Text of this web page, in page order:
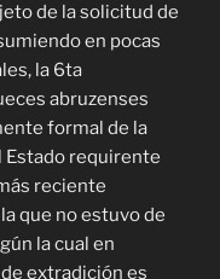
de la solicitud de
en pocas
la 6ta
abruzenses
formal de la
Estado requirente
reciente
que no estuvo de
la cual en
extradición es